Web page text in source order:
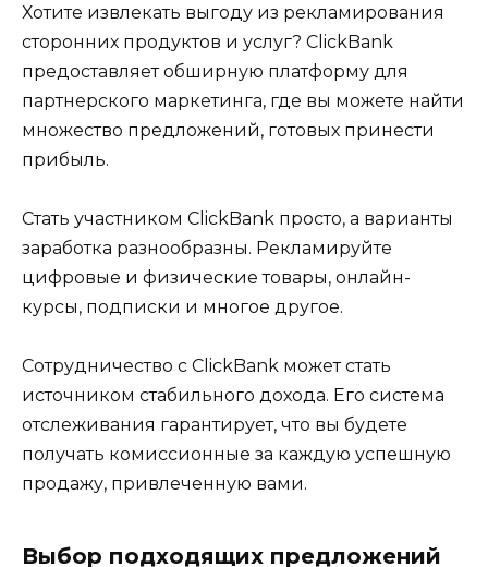
Хотите извлекать выгоду из рекламирования
сторонних продуктов и услуг? ClickBank
предоставляет обширную платформу для
партнерского маркетинга, где вы можете найти
множество предложений, готовых принести
прибыль.
Стать участником ClickBank просто, а варианты
заработка разнообразны. Рекламируйте
цифровые и физические товары, онлайн-
курсы, подписки и многое другое.
Сотрудничество с ClickBank может стать
источником стабильного дохода. Его система
отслеживания гарантирует, что вы будете
получать комиссионные за каждую успешную
продажу, привлеченную вами.
Выбор подходящих предложений